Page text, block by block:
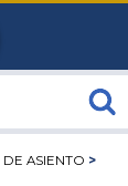
ASIENTO >